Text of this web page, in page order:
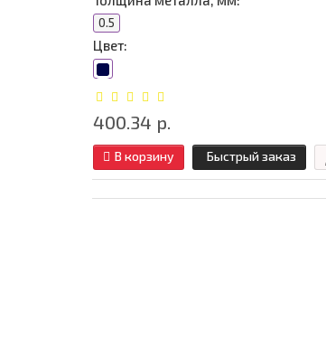
0.5
Цвет:
400.34 р.
В корзину Быстрый заказ